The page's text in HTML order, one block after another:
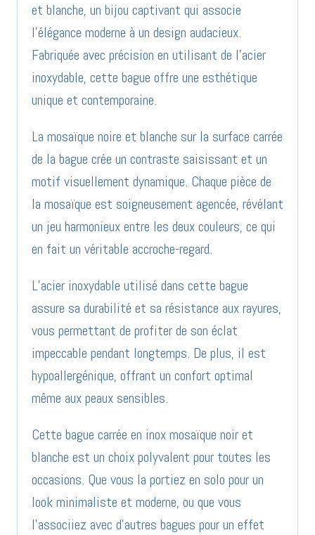
et blanche, un bijou captivant qui associe
l’élégance moderne à un design audacieux.
Fabriquée avec précision en utilisant de l’acier
inoxydable, cette bague offre une esthétique
unique et contemporaine.
La mosaïque noire et blanche sur la surface carrée
de la bague crée un contraste saisissant et un
motif visuellement dynamique. Chaque pièce de
la mosaïque est soigneusement agencée, révélant
un jeu harmonieux entre les deux couleurs, ce qui
en fait un véritable accroche-regard.
L’acier inoxydable utilisé dans cette bague
assure sa durabilité et sa résistance aux rayures,
vous permettant de profiter de son éclat
impeccable pendant longtemps. De plus, il est
hypoallergénique, offrant un confort optimal
même aux peaux sensibles.
Cette bague carrée en inox mosaïque noir et
blanche est un choix polyvalent pour toutes les
occasions. Que vous la portiez en solo pour un
look minimaliste et moderne, ou que vous
l’associiez avec d’autres bagues pour un effet